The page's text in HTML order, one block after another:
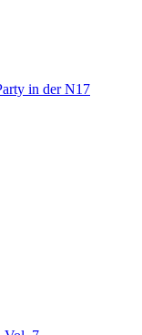
in der N17